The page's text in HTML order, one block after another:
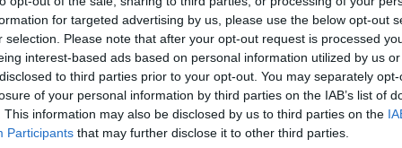
for targeted advertising by us, please use the below opt-out
selection. Please note that after your opt-out request is processed
interest-based ads based on personal information utilized by us
to third parties prior to your opt-out. You may separately
of your personal information by third parties on the IAB’s list of
This information may also be disclosed by us to third parties on the
Participants that may further disclose it to other third parties.
sostenendo con forza che “siamo
fare distinzioni. Il senso di questa
reciprocamente, avere attenzione
relazione all’incontro di Olbia, il dottor
di rispettare le regole e di essere
proprie azioni.